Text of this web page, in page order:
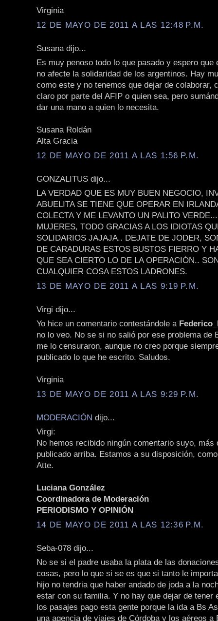
Virginia
12 DE MAYO DE 2011 A LAS 12:48 P.M.
Susana dijo...
Es muy penoso todo lo que pasado y espero que
no afecte la solidaridad de los argentinos. Hay
como este y no tenemos que dejar de colaborar,
claro por parte del AFIP o quien sea, pero
dar una mano a quien lo necesita.
Susana Roldán
Alta Gracia
12 DE MAYO DE 2011 A LAS 1:56 P.M.
GONZALITUS dijo...
LA VERDAD QUE ES MUY BUEN NEGOCIO,
ABUELITA SE TIENE QUE OPERAR EN
COLECTA Y ME LEVANTO UN PALITO
MUJERES, TODO GRACIAS A LOS IDIOTAS
SOLIDARIOS JAJAJA.. DEJATE DE JODER,
DE CARADURAS ESTOS BUSTOS FIERRO Y
QUE SEA CIERTO LO DE LA OPERACIÓN..
CUALQUIER COSA ESTOS LADRONES.
13 DE MAYO DE 2011 A LAS 9:19 P.M.
Virgi dijo...
Yo hice un comentario contestándole a
no lo veo. No se si no salió por ese problema de
me lo censuraron, aunque no creo porque
publicado lo que he escrito. Saludos.
Virginia
13 DE MAYO DE 2011 A LAS 9:29 P.M.
MODERACIÓN dijo...
Virgi:
No hemos recibido ningún comentario suyo, más
publicado arriba. Estamos a su disposición,
Atte.
Luciana González
Coordinadora de Moderación
PERIODISMO Y OPINIÓN
14 DE MAYO DE 2011 A LAS 12:36 P.M.
Seba-078 dijo...
No se si el padre usaba la plata de las
cosas, pero lo que si se es que si tanto le
hijo no tendria que haber andado de joda a la
estar con su familia. Y no hay que dejar de tener
los pasajes pago esta gente porque la ida a Bs
una agencia de viajes de Córdoba y los aéreos a